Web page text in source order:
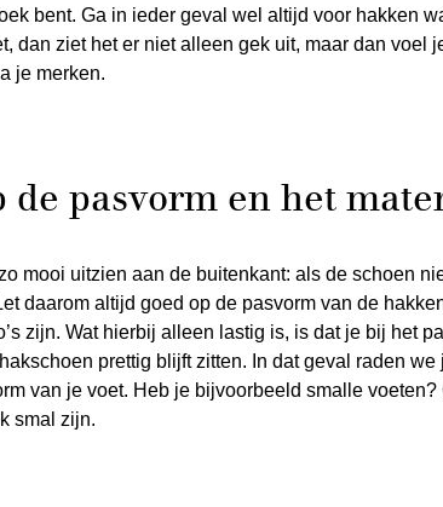
bent. Ga in ieder geval wel altijd voor hakken
dan ziet het er niet alleen gek uit, maar dan voel
je merken.
de pasvorm en het
mooi uitzien aan de buitenkant: als de schoen
daarom altijd goed op de pasvorm van de
zijn. Wat hierbij alleen lastig is, is dat je bij het
prettig blijft zitten. In dat geval raden we
van je voet. Heb je bijvoorbeeld smalle voeten?
smal zijn.